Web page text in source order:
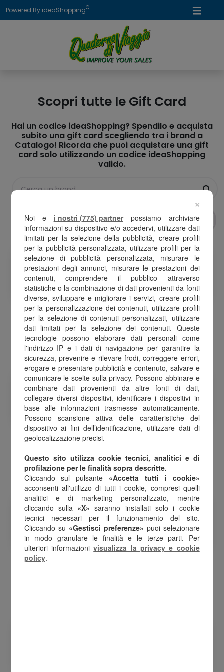
Powered By ideaShopping©
Scopri tutte le Gift Card
Hai un codice ideaShopping? Spendilo e acquista
subito una gift card scegliendo tra i brand a
Catalogo! Ricorda che puoi acquistare una gift
card solo utilizzando un codice ideaShopping
valido.
Filtra e ordina
Amazon.it MAXI DI
Nike
Noi e i nostri (775) partnerpossiamo archiviare
informazioni su dispositivo e/o accedervi, utilizzare dati
limitati per la selezione della pubblicità, creare profili
per la pubblicità personalizzata, utilizzare profili per la
selezione di pubblicità personalizzata, misurare le
prestazioni degli annunci, misurare le prestazioni dei
contenuti, comprendere il pubblico attraverso
statistiche o la combinazione di dati provenienti da fonti
diverse, sviluppare e migliorare i servizi, creare profili
per la personalizzazione dei contenuti, utilizzare profili
per la selezione di contenuti personalizzati, utilizzare
dati limitati per la selezione dei contenuti. Queste
tecnologie possono elaborare dati personali come
l'indirizzo IP e i dati di navigazione per garantire la
sicurezza, prevenire e rilevare frodi, correggere errori,
erogare e presentare pubblicità e contenuto, salvare e
comunicare le scelte sulla privacy. Possono abbinare e
combinare dati provenienti da altre fonti di dati,
collegare diversi dispositivi, identificare i dispositivi in
base alle informazioni trasmesse automaticamente.
Possono scansione attiva delle caratteristiche del
dispositivo ai fini dell’identificazione, utilizzare dati di
geolocalizzazione precisi.
Questo sito utilizza cookie tecnici, analitici e di
profilazione per le finalità sopra descritte.
Cliccando sul pulsante «Accetta tutti i cookie»
acconsenti all'utilizzo di tutti i cookie, compresi quelli
analitici e di marketing personalizzato, mentre
cliccando sulla «X» saranno installati solo i cookie
tecnici necessari per il funzionamento del sito.
Cliccando su «Gestisci preferenze» puoi selezionare
in modo granulare le finalità e le terze parti. Per
ulteriori informazionivisualizza la privacy e cookie
policy.
×